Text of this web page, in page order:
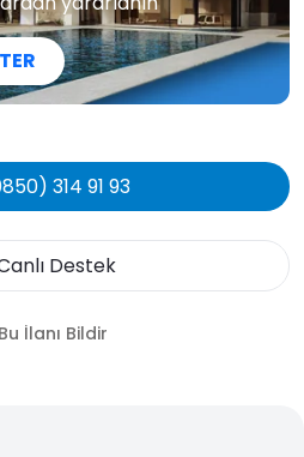
314 91 93
Destek
Bu İlanı Bildir